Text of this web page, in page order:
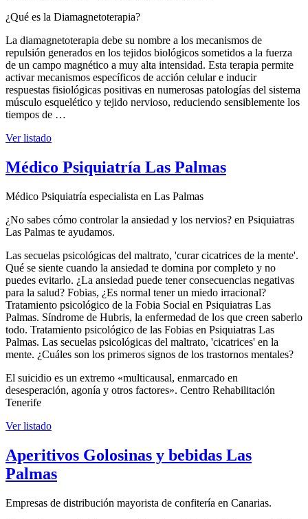
¿Qué es la Diamagnetoterapia?
La diamagnetoterapia debe su nombre a los mecanismos de
repulsión generados en los tejidos biológicos sometidos a la fuerza
de un campo magnético a muy alta intensidad. Esta terapia permite
activar mecanismos específicos de acción celular e inducir
respuestas fisiológicas positivas en numerosas patologías del sistema
músculo esquelético y tejido nervioso, reduciendo sensiblemente los
tiempos de …
Ver listado
Médico Psiquiatría Las Palmas
Médico Psiquiatría especialista en Las Palmas
¿No sabes cómo controlar la ansiedad y los nervios? en Psiquiatras
Las Palmas te ayudamos.
Las secuelas psicológicas del maltrato, 'curar cicatrices de la mente'.
Qué se siente cuando la ansiedad te domina por completo y no
puedes evitarlo. ¿La ansiedad puede tener consecuencias negativas
para la salud? Fobias, ¿Es normal tener un miedo irracional?
Tratamiento psicológico de la Fobia Social en Psiquiatras Las
Palmas. Síndrome de Hubris, la enfermedad de los que creen saberlo
todo. Tratamiento psicológico de las Fobias en Psiquiatras Las
Palmas. Las secuelas psicológicas del maltrato, 'cicatrices' en la
mente. ¿Cuáles son los primeros signos de los trastornos mentales?
El suicidio es un extremo «multicausal, enmarcado en
desesperación, agonía y otros factores». Centro Rehabilitación
Tenerife
Ver listado
Aperitivos Golosinas y bebidas Las
Palmas
Empresas de distribución mayorista de confitería en Canarias.